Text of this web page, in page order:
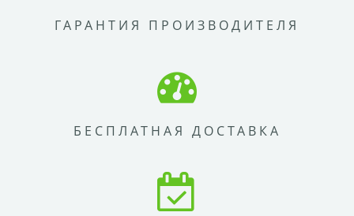
ГАРАНТИЯ ПРОИЗВОДИТЕЛЯ
БЕСПЛАТНАЯ ДОСТАВКА